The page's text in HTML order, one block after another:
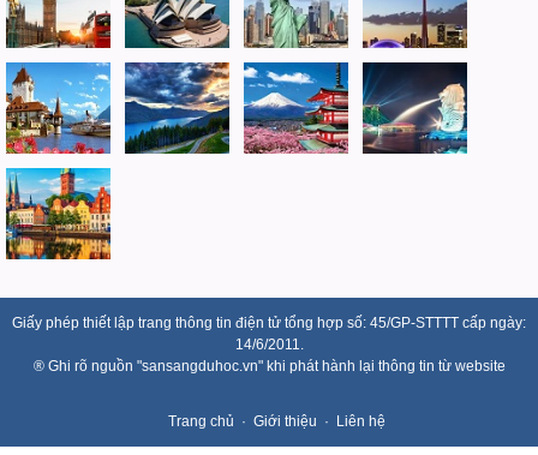
Giấy phép thiết lập trang thông tin điện tử tổng hợp số: 45/GP-STTTT cấp ngày:
14/6/2011.
® Ghi rõ nguồn "sansangduhoc.vn" khi phát hành lại thông tin từ website
Trang chủ Giới thiệu Liên hệ